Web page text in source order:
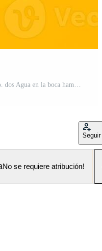
Seguir
No se requiere atribución!